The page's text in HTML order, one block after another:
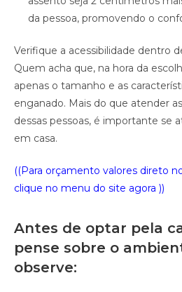
da pessoa, promovendo o
Verifique a acessibilidade dentro
Quem acha que, na hora da
apenas o tamanho e as
enganado. Mais do que atender
dessas pessoas, é importante se
em casa.
((Para orçamento valores direto
clique no menu do site agora ))
Antes de optar pela
pense sobre o
observe: